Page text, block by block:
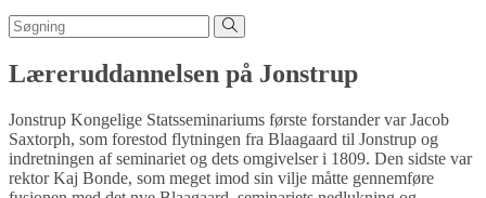
Læreruddannelsen på Jonstrup
Jonstrup Kongelige Statsseminariums første forstander var Jacob
Saxtorph, som forestod flytningen fra Blaagaard til Jonstrup og
indretningen af seminariet og dets omgivelser i 1809. Den sidste var
rektor Kaj Bonde, som meget imod sin vilje måtte gennemføre